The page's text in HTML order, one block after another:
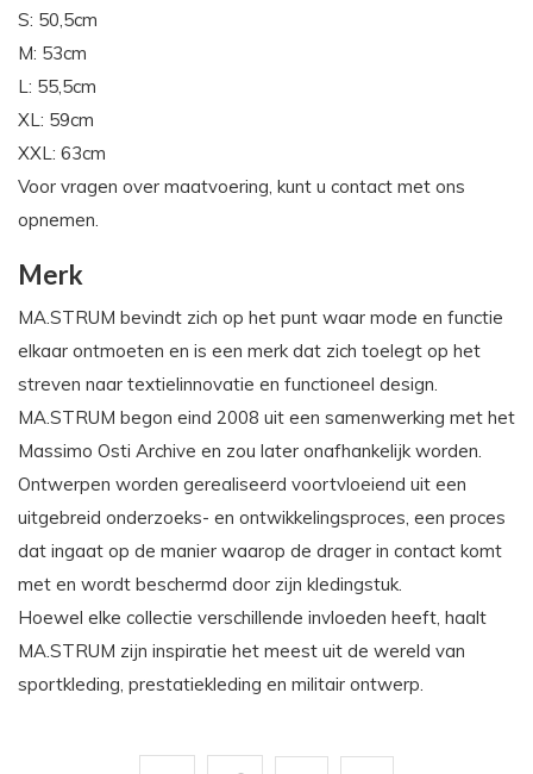
S: 50,5cm
M: 53cm
L: 55,5cm
XL: 59cm
XXL: 63cm
Voor vragen over maatvoering, kunt u contact met ons
opnemen.
Merk
MA.STRUM bevindt zich op het punt waar mode en functie
elkaar ontmoeten en is een merk dat zich toelegt op het
streven naar textielinnovatie en functioneel design.
MA.STRUM begon eind 2008 uit een samenwerking met het
Massimo Osti Archive en zou later onafhankelijk worden.
Ontwerpen worden gerealiseerd voortvloeiend uit een
uitgebreid onderzoeks- en ontwikkelingsproces, een proces
dat ingaat op de manier waarop de drager in contact komt
met en wordt beschermd door zijn kledingstuk.
Hoewel elke collectie verschillende invloeden heeft, haalt
MA.STRUM zijn inspiratie het meest uit de wereld van
sportkleding, prestatiekleding en militair ontwerp.